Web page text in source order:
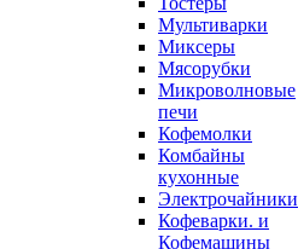
Мультиварки
Миксеры
Мясорубки
Микроволновые
печи
Кофемолки
Комбайны
кухонные
Электрочайники
Кофеварки. и
Кофемашины